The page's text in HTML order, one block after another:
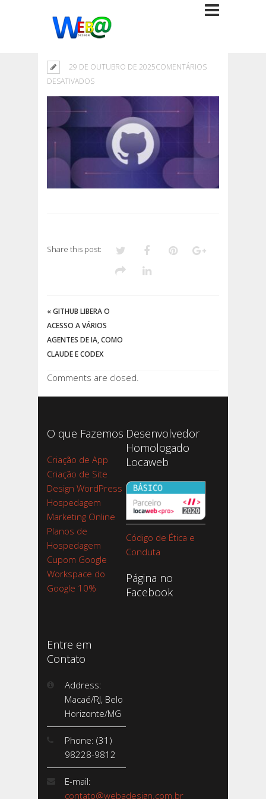
29 DE OUTUBRO DE 2025COMENTÁRIOS
DESATIVADOSEM
Share this post:
«GITHUB LIBERA O
ACESSO A VÁRIOS
AGENTES DE IA, COMO
CLAUDE E CODEX
Comments are closed.
O que Fazemos
Criação de App
Criação de Site
Design WordPress
Hospedagem
Marketing Online
Planos de
Hospedagem
Cupom Google
Workspace do
Google 10%
Desenvolvedor
Homologado
Locaweb
Código de Ética e
Conduta
Página no
Facebook
Entre em
Contato
Address:
Macaé/RJ, Belo
Horizonte/MG
Phone: (31)
98228-9812
E-mail:
contato@webadesign.com.br